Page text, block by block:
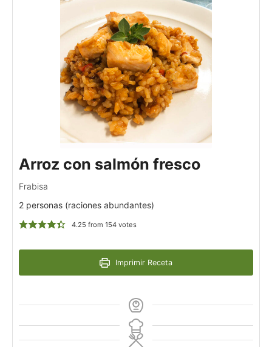
Arroz con salmón fresco
Frabisa
2 personas (raciones abundantes)
4.25 from 154votes
Imprimir Receta